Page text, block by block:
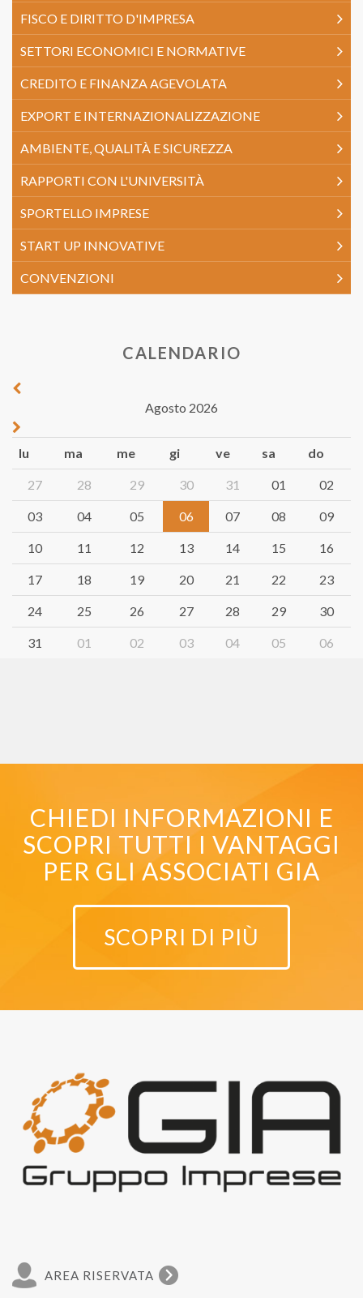
FISCO E DIRITTO D'IMPRESA
SETTORI ECONOMICI E NORMATIVE
CREDITO E FINANZA AGEVOLATA
EXPORT E INTERNAZIONALIZZAZIONE
AMBIENTE, QUALITÀ E SICUREZZA
RAPPORTI CON L'UNIVERSITÀ
SPORTELLO IMPRESE
START UP INNOVATIVE
CONVENZIONI
CALENDARIO
Agosto 2026
lu ma me gi ve sa do
27 28 29 30 31 01 02
03 04 05 06 07 08 09
10 11 12 13 14 15 16
17 18 19 20 21 22 23
24 25 26 27 28 29 30
31 01 02 03 04 05 06
CHIEDI INFORMAZIONI E
SCOPRI TUTTI I VANTAGGI
PER GLI ASSOCIATI GIA
SCOPRI DI PIÙ
AREA RISERVATA